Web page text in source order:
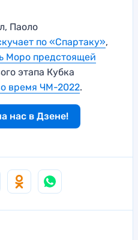
Паоло
по «Спартаку»,
Моро предстоящей
этапа Кубка
время ЧМ-2022.
нас в Дзене!